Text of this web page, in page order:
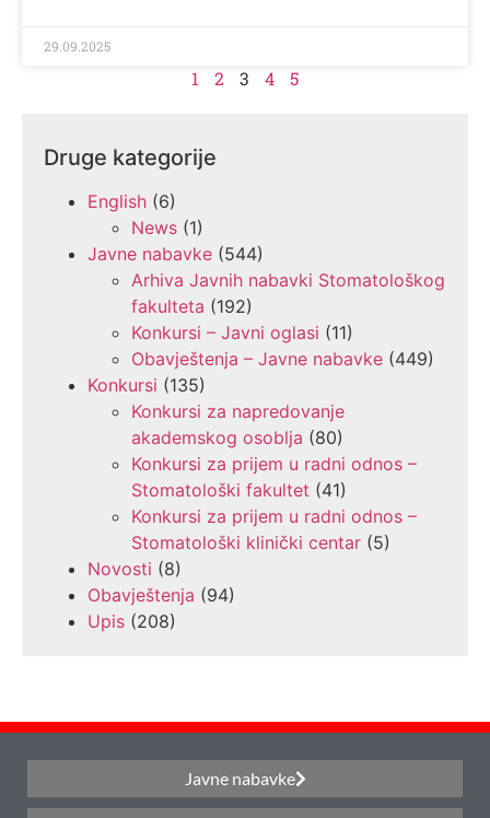
29.09.2025
1 2 3 4 5
Druge kategorije
English (6)
News (1)
Javne nabavke (544)
Arhiva Javnih nabavki Stomatološkog
fakulteta (192)
Konkursi – Javni oglasi (11)
Obavještenja – Javne nabavke (449)
Konkursi (135)
Konkursi za napredovanje
akademskog osoblja (80)
Konkursi za prijem u radni odnos –
Stomatološki fakultet (41)
Konkursi za prijem u radni odnos –
Stomatološki klinički centar (5)
Novosti (8)
Obavještenja (94)
Upis (208)
Javne nabavke